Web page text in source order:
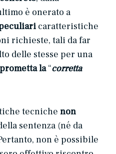
è onerato a
caratteristiche
richieste, tali da far
delle stesse per una
la“corretta
tecnichenon
sentenza (né da
non è possibile